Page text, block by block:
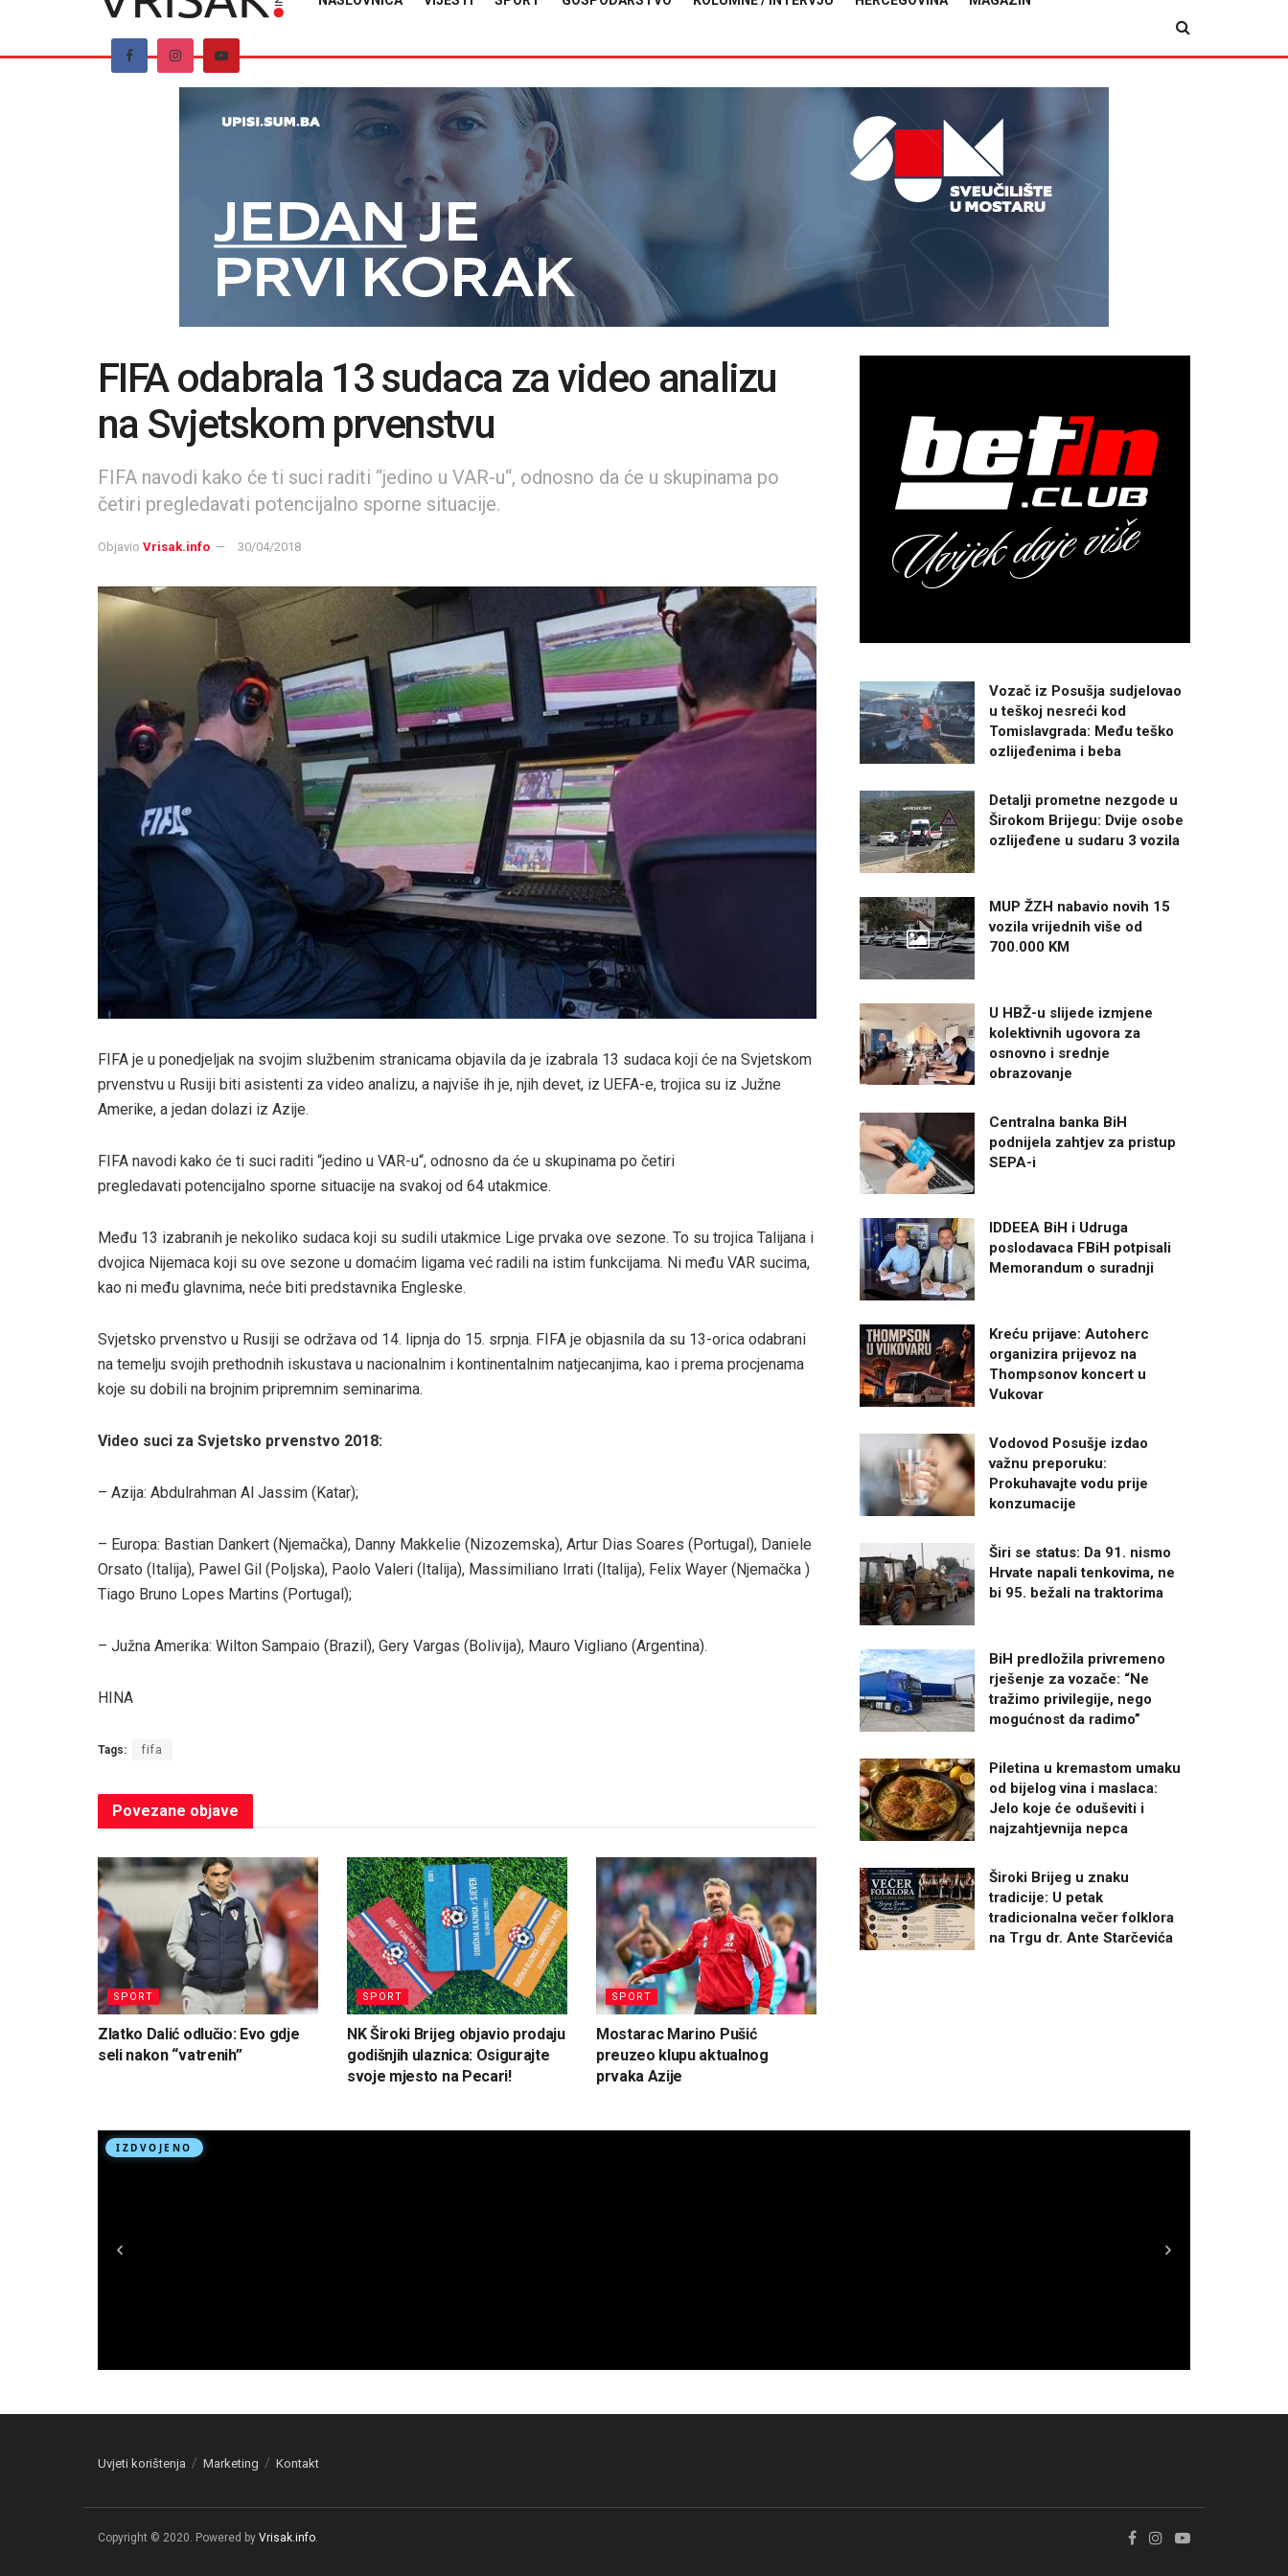
FIFA odabrala 13 sudaca za video analizu
na Svjetskom prvenstvu
FIFA navodi kako će ti suci raditi “jedino u VAR-u“, odnosno da će u skupinama po
četiri pregledavati potencijalno sporne situacije.
Objavio Vrisak.info 30/04/2018
FIFA je u ponedjeljak na svojim službenim stranicama objavila da je izabrala 13 sudaca koji će na Svjetskom
prvenstvu u Rusiji biti asistenti za video analizu, a najviše ih je, njih devet, iz UEFA-e, trojica su iz Južne
Amerike, a jedan dolazi iz Azije.
FIFA navodi kako će ti suci raditi “jedino u VAR-u“, odnosno da će u skupinama po četiri
pregledavati potencijalno sporne situacije na svakoj od 64 utakmice.
Među 13 izabranih je nekoliko sudaca koji su sudili utakmice Lige prvaka ove sezone. To su trojica Talijana i
dvojica Nijemaca koji su ove sezone u domaćim ligama već radili na istim funkcijama. Ni među VAR sucima,
kao ni među glavnima, neće biti predstavnika Engleske.
Svjetsko prvenstvo u Rusiji se održava od 14. lipnja do 15. srpnja. FIFA je objasnila da su 13-orica odabrani
na temelju svojih prethodnih iskustava u nacionalnim i kontinentalnim natjecanjima, kao i prema procjenama
koje su dobili na brojnim pripremnim seminarima.
Video suci za Svjetsko prvenstvo 2018:
– Azija: Abdulrahman Al Jassim (Katar);
– Europa: Bastian Dankert (Njemačka), Danny Makkelie (Nizozemska), Artur Dias Soares (Portugal), Daniele
Orsato (Italija), Pawel Gil (Poljska), Paolo Valeri (Italija), Massimiliano Irrati (Italija), Felix Wayer (Njemačka )
Tiago Bruno Lopes Martins (Portugal);
– Južna Amerika: Wilton Sampaio (Brazil), Gery Vargas (Bolivija), Mauro Vigliano (Argentina).
HINA
Tags: fifa
Povezane objave
SPORT
Zlatko Dalić odlučio: Evo gdje
seli nakon “vatrenih”
SPORT
NK Široki Brijeg objavio prodaju
godišnjih ulaznica: Osigurajte
svoje mjesto na Pecari!
SPORT
Mostarac Marino Pušić
preuzeo klupu aktualnog
prvaka Azije
Vozač iz Posušja sudjelovao
u teškoj nesreći kod
Tomislavgrada: Među teško
ozlijeđenima i beba
Detalji prometne nezgode u
Širokom Brijegu: Dvije osobe
ozlijeđene u sudaru 3 vozila
MUP ŽZH nabavio novih 15
vozila vrijednih više od
700.000 KM
U HBŽ-u slijede izmjene
kolektivnih ugovora za
osnovno i srednje
obrazovanje
Centralna banka BiH
podnijela zahtjev za pristup
SEPA-i
IDDEEA BiH i Udruga
poslodavaca FBiH potpisali
Memorandum o suradnji
Kreću prijave: Autoherc
organizira prijevoz na
Thompsonov koncert u
Vukovar
Vodovod Posušje izdao
važnu preporuku:
Prokuhavajte vodu prije
konzumacije
Širi se status: Da 91. nismo
Hrvate napali tenkovima, ne
bi 95. bežali na traktorima
BiH predložila privremeno
rješenje za vozače: “Ne
tražimo privilegije, nego
mogućnost da radimo”
Piletina u kremastom umaku
od bijelog vina i maslaca:
Jelo koje će oduševiti i
najzahtjevnija nepca
Široki Brijeg u znaku
tradicije: U petak
tradicionalna večer folklora
na Trgu dr. Ante Starčevića
Uvjeti korištenja Marketing Kontakt
Copyright © 2020. Powered by Vrisak.info.